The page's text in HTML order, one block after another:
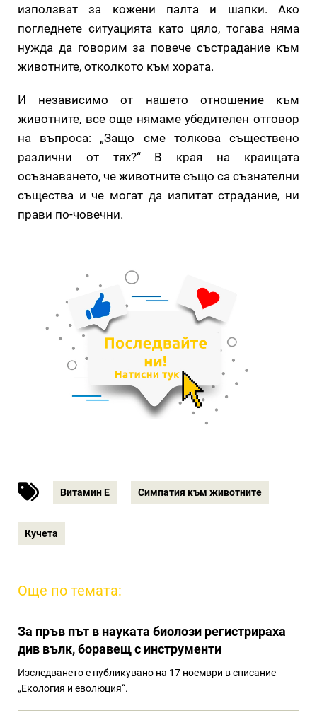
използват за кожени палта и шапки. Ако
погледнете ситуацията като цяло, тогава няма
нужда да говорим за повече състрадание към
животните, отколкото към хората.
И независимо от нашето отношение към
животните, все още нямаме убедителен отговор
на въпроса: „Защо сме толкова съществено
различни от тях?“ В края на краищата
осъзнаването, че животните също са съзнателни
същества и че могат да изпитат страдание, ни
прави по-човечни.
Витамин Е Симпатия към животните
Кучета
Още по темата:
За пръв път в науката биолози регистрираха
див вълк, боравещ с инструменти
Изследването е публикувано на 17 ноември в списание
„Екология и еволюция“.